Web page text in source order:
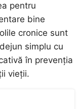
pentru
bine
cronice sunt
simplu cu
în prevenția
vieții.